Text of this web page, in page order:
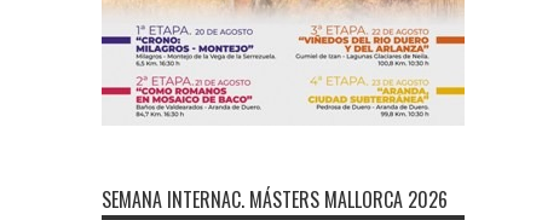
SEMANA INTERNAC. MÁSTERS MALLORCA 2026